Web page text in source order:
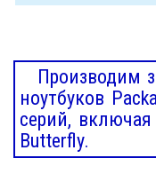
Производим
ноутбуков
серий, включая
Butterfly.